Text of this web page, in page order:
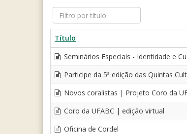
Filtro
por
título
Título
Seminários Especiais - Identidade e
Participe da 5ª edição das Quintas
Novos coralistas | Projeto Coro da
Coro da UFABC | edição virtual
Oficina de Cordel